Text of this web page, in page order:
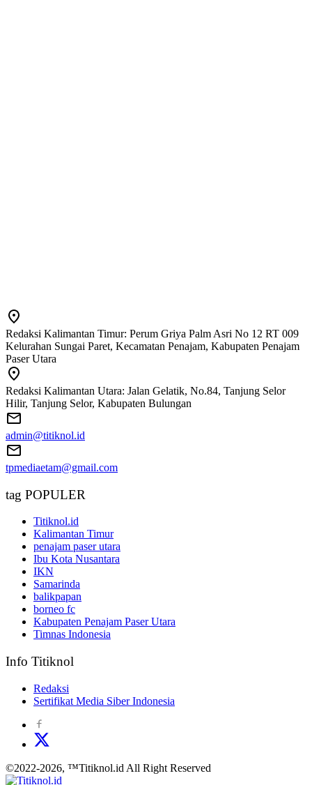
Redaksi Kalimantan Timur: Perum Griya Palm Asri No 12 RT 009
Kelurahan Sungai Paret, Kecamatan Penajam, Kabupaten Penajam
Paser Utara
Redaksi Kalimantan Utara: Jalan Gelatik, No.84, Tanjung Selor
Hilir, Tanjung Selor, Kabupaten Bulungan
admin@titiknol.id
tpmediaetam@gmail.com
tag POPULER
Titiknol.id
Kalimantan Timur
penajam paser utara
Ibu Kota Nusantara
IKN
Samarinda
balikpapan
borneo fc
Kabupaten Penajam Paser Utara
Timnas Indonesia
Info Titiknol
Redaksi
Sertifikat Media Siber Indonesia
©2022-2026, ™Titiknol.id All Right Reserved